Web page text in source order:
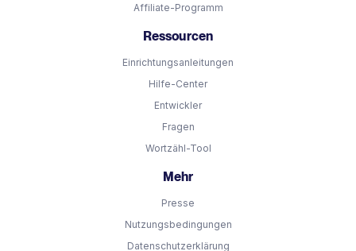
Affiliate-Programm
Ressourcen
Einrichtungsanleitungen
Hilfe-Center
Entwickler
Fragen
Wortzähl-Tool
Mehr
Presse
Nutzungsbedingungen
Datenschutzerklärung